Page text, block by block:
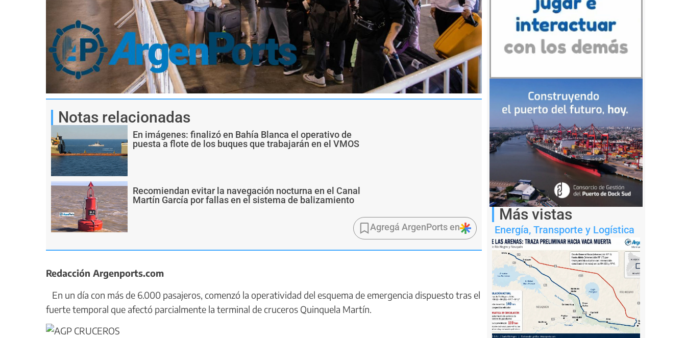
Notas relacionadas
En imágenes: finalizó en Bahía Blanca el operativo de
puesta a flote de los buques que trabajarán en el VMOS
Recomiendan evitar la navegación nocturna en el Canal
Martín García por fallas en el sistema de balizamiento
Agregá ArgenPorts en
Redacción Argenports.com
En un día con más de 6.000 pasajeros, comenzó la operatividad del esquema de emergencia dispuesto tras el
fuerte temporal que afectó parcialmente la terminal de cruceros Quinquela Martín.
Más vistas
Energía, Transporte y Logística